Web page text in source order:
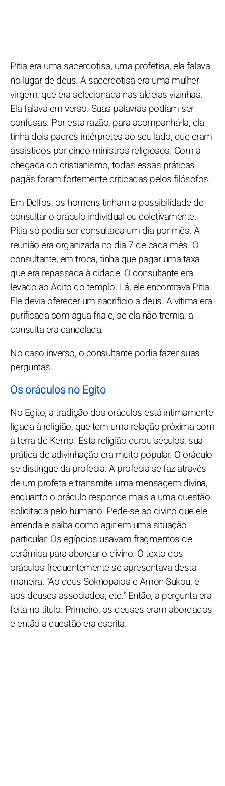
Pítia era uma sacerdotisa, uma profetisa, ela falava
no lugar de deus. A sacerdotisa era uma mulher
virgem, que era selecionada nas aldeias vizinhas.
Ela falava em verso. Suas palavras podiam ser
confusas. Por esta razão, para acompanhá-la, ela
tinha dois padres intérpretes ao seu lado, que eram
assistidos por cinco ministros religiosos. Com a
chegada do cristianismo, todas essas práticas
pagãs foram fortemente criticadas pelos filósofos.
Em Delfos, os homens tinham a possibilidade de
consultar o oráculo individual ou coletivamente.
Pítia só podia ser consultada um dia por mês. A
reunião era organizada no dia 7 de cada mês. O
consultante, em troca, tinha que pagar uma taxa
que era repassada à cidade. O consultante era
levado ao Ádito do templo. Lá, ele encontrava Pítia.
Ele devia oferecer um sacrifício a deus. A vítima era
purificada com água fria e, se ela não tremia, a
consulta era cancelada.
No caso inverso, o consultante podia fazer suas
perguntas.
Os oráculos no Egito
No Egito, a tradição dos oráculos está intimamente
ligada à religião, que tem uma relação próxima com
a terra de Kemo. Esta religião durou séculos, sua
prática de adivinhação era muito popular. O oráculo
se distingue da profecia. A profecia se faz através
de um profeta e transmite uma mensagem divina,
enquanto o oráculo responde mais a uma questão
solicitada pelo humano. Pede-se ao divino que ele
entenda e saiba como agir em uma situação
particular. Os egípcios usavam fragmentos de
cerâmica para abordar o divino. O texto dos
oráculos frequentemente se apresentava desta
maneira: "Ao deus Soknopaios e Amon Sukou, e
aos deuses associados, etc." Então, a pergunta era
feita no título. Primeiro, os deuses eram abordados
e então a questão era escrita.